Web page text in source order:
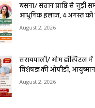
बसना/ संतान प्राप्ति से जुड़ी
आधुनिक इलाज, 4 अगस्त को
August 2, 2026
सरायपाली/ ओम हॉस्पिटल
विशेषज्ञ की ओपीडी,
August 2, 2026